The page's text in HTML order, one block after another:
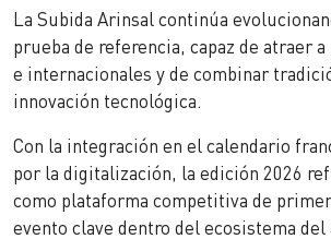
La Subida Arinsal continúa
prueba de referencia, capaz de atraer
e internacionales y de combinar
innovación tecnológica.
Con la integración en el calendario
por la digitalización, la edición 2026
como plataforma competitiva de
evento clave dentro del ecosistema